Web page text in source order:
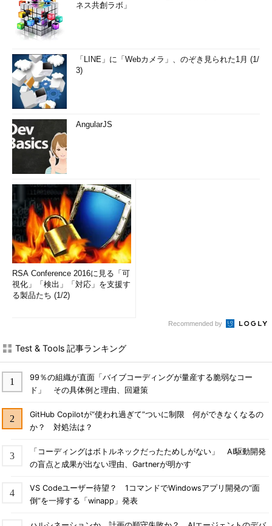
ネス共創ラボ」
「LINE」に「Webカメラ」、のぞき見られた1月 (1/
3)
AngularJS
RSA Conference 2016に見る「可
視化」「検出」「対応」を支援す
る製品たち (1/2)
Recommended by
Test & Tools 記事ランキング
99％の組織が直面「バイブコーディングが量産する脆弱なコー
ド」 その具体例と理由、回避策
GitHub Copilotが“使われ過ぎて”ついに制限 何ができなくなるの
か？ 対処法は？
「コーディングはボトルネックだったためしがない」 AI駆動開発
の盲点と成果が出ない理由、Gartnerが明かす
VS Codeユーザー待望？ 1コマンドでWindowsアプリ開発の“面
倒”を一掃する「winapp」発表